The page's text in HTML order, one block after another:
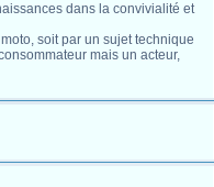
dans la convivialité et
soit par un sujet technique
mais un acteur,